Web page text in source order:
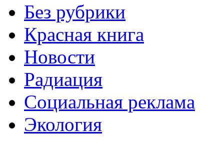
Без рубрики
Красная книга
Новости
Радиация
Социальная реклама
Экология